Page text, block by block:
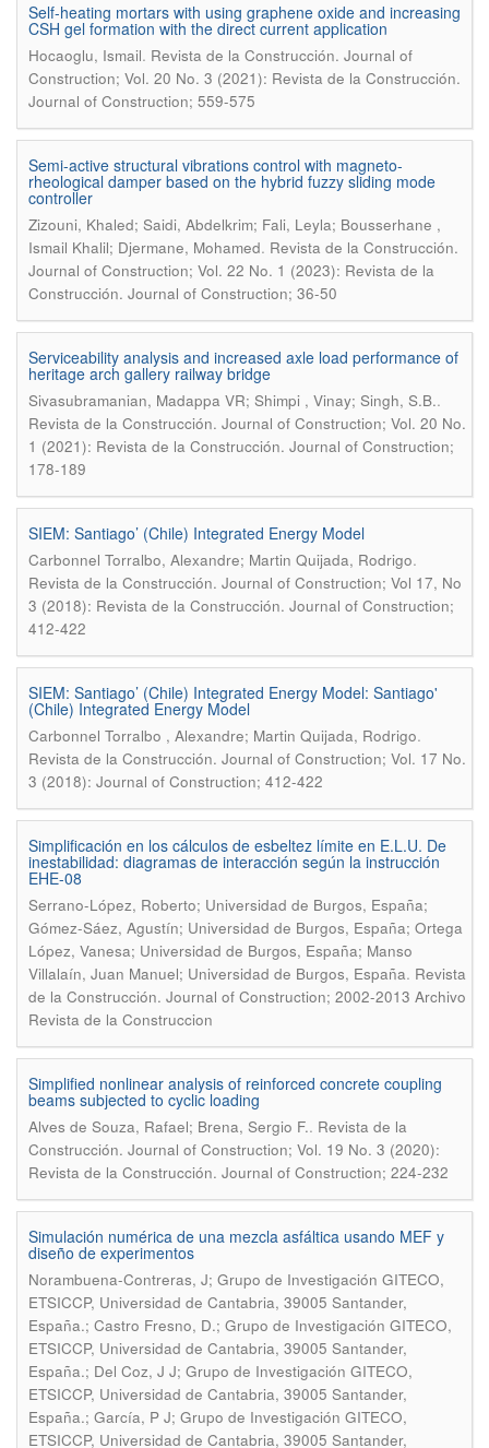
Self-heating mortars with using graphene oxide and increasing
CSH gel formation with the direct current application
Hocaoglu, Ismail. Revista de la Construcción. Journal of
Construction; Vol. 20 No. 3 (2021): Revista de la Construcción.
Journal of Construction; 559-575
Semi-active structural vibrations control with magneto-
rheological damper based on the hybrid fuzzy sliding mode
controller
Zizouni, Khaled; Saidi, Abdelkrim; Fali, Leyla; Bousserhane ,
Ismail Khalil; Djermane, Mohamed. Revista de la Construcción.
Journal of Construction; Vol. 22 No. 1 (2023): Revista de la
Construcción. Journal of Construction; 36-50
Serviceability analysis and increased axle load performance of
heritage arch gallery railway bridge
Sivasubramanian, Madappa VR; Shimpi , Vinay; Singh, S.B..
Revista de la Construcción. Journal of Construction; Vol. 20 No.
1 (2021): Revista de la Construcción. Journal of Construction;
178-189
SIEM: Santiago’ (Chile) Integrated Energy Model
Carbonnel Torralbo, Alexandre; Martin Quijada, Rodrigo.
Revista de la Construcción. Journal of Construction; Vol 17, No
3 (2018): Revista de la Construcción. Journal of Construction;
412-422
SIEM: Santiago’ (Chile) Integrated Energy Model: Santiago'
(Chile) Integrated Energy Model
Carbonnel Torralbo , Alexandre; Martin Quijada, Rodrigo.
Revista de la Construcción. Journal of Construction; Vol. 17 No.
3 (2018): Journal of Construction; 412-422
Simplificación en los cálculos de esbeltez límite en E.L.U. De
inestabilidad: diagramas de interacción según la instrucción
EHE-08
Serrano-López, Roberto; Universidad de Burgos, España;
Gómez-Sáez, Agustín; Universidad de Burgos, España; Ortega
López, Vanesa; Universidad de Burgos, España; Manso
Villalaín, Juan Manuel; Universidad de Burgos, España. Revista
de la Construcción. Journal of Construction; 2002-2013 Archivo
Revista de la Construccion
Simplified nonlinear analysis of reinforced concrete coupling
beams subjected to cyclic loading
Alves de Souza, Rafael; Brena, Sergio F.. Revista de la
Construcción. Journal of Construction; Vol. 19 No. 3 (2020):
Revista de la Construcción. Journal of Construction; 224-232
Simulación numérica de una mezcla asfáltica usando MEF y
diseño de experimentos
Norambuena-Contreras, J; Grupo de Investigación GITECO,
ETSICCP, Universidad de Cantabria, 39005 Santander,
España.; Castro Fresno, D.; Grupo de Investigación GITECO,
ETSICCP, Universidad de Cantabria, 39005 Santander,
España.; Del Coz, J J; Grupo de Investigación GITECO,
ETSICCP, Universidad de Cantabria, 39005 Santander,
España.; García, P J; Grupo de Investigación GITECO,
ETSICCP, Universidad de Cantabria, 39005 Santander,